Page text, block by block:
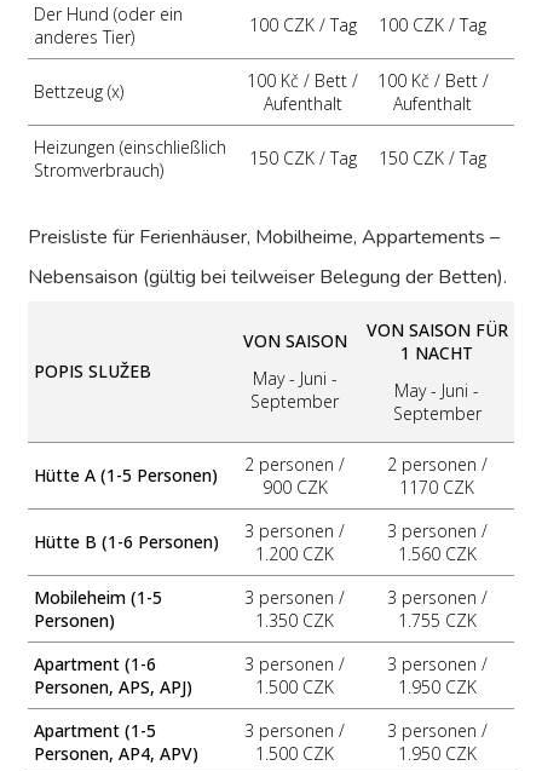
Der Hund (oder ein
anderes Tier)
100 CZK / Tag 100 CZK / Tag
Bettzeug (x) 100 Kč / Bett /
Aufenthalt
100 Kč / Bett /
Aufenthalt
Heizungen (einschließlich
Stromverbrauch)
150 CZK / Tag 150 CZK / Tag
Preisliste für Ferienhäuser, Mobilheime, Appartements –
Nebensaison (gültig bei teilweiser Belegung der Betten).
POPIS SLUŽEB
VON SAISON
May - Juni -
September
VON SAISON FÜR
1 NACHT
May - Juni -
September
Hütte A (1-5 Personen)
2 personen /
900 CZK
2 personen /
1170 CZK
Hütte B (1-6 Personen)
3 personen /
1.200 CZK
3 personen /
1.560 CZK
Mobileheim (1-5
Personen)
3 personen /
1.350 CZK
3 personen /
1.755 CZK
Apartment (1-6
Personen, APS, APJ)
3 personen /
1.500 CZK
3 personen /
1.950 CZK
Apartment (1-5
Personen, AP4, APV)
3 personen /
1.500 CZK
3 personen /
1.950 CZK